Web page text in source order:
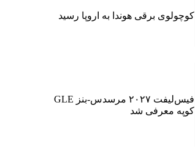
کوچولوی برقی هوندا به اروپا رسید
فیس‌لیفت ۲۰۲۷ مرسدس-بنز GLE
کوپه معرفی شد